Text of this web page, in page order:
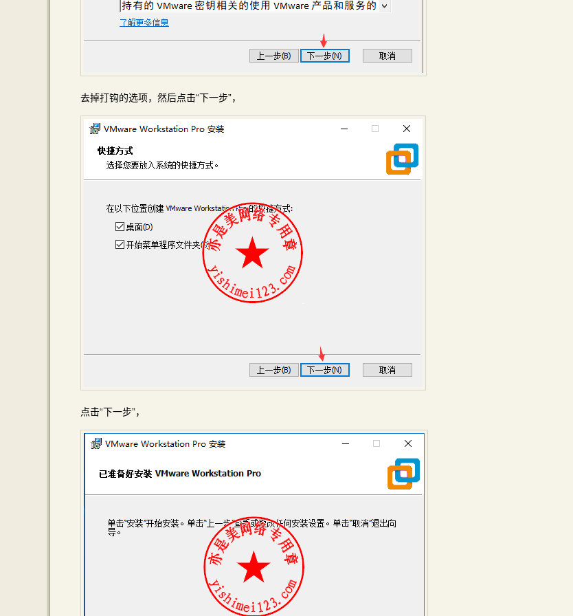
去掉打钩的选项，然后点击“下一步”，
点击“下一步”，